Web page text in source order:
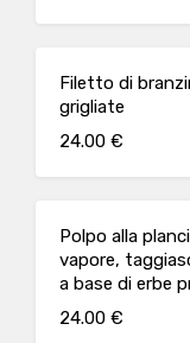
Filetto di
grigliate
24.00 €
Polpo alla
vapore,
a base di erbe
24.00 €